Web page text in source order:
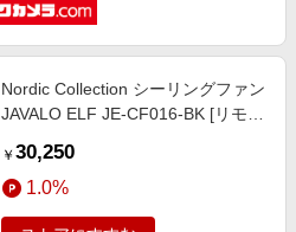
Nordic Collection シーリングファン
JAVALO ELF JE-CF016-BK [リモコ
￥ 30,250
1.0%